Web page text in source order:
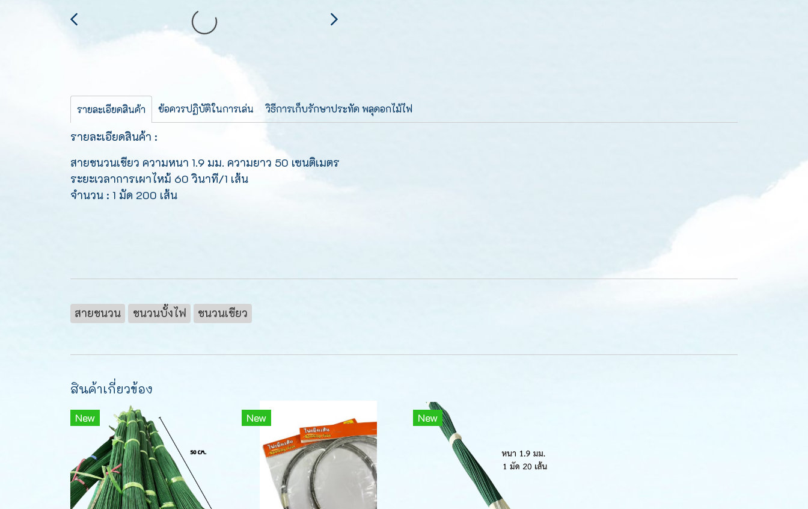
รายละเอียดสินค้า ข้อควรปฏิบัติในการเล่น วิธีการเก็บรักษาประทัด พลุดอกไม้ไฟ
รายละเอียดสินค้า :
สายชนวนเขียว ความหนา 1.9 มม. ความยาว 50 เซนติเมตร
ระยะเวลาการเผาไหม้ 60 วินาที/1 เส้น
จำนวน : 1 มัด 200 เส้น
สายชนวน ชนวนบั้งไฟ ชนวนเขียว
สินค้าเกี่ยวข้อง
New New New